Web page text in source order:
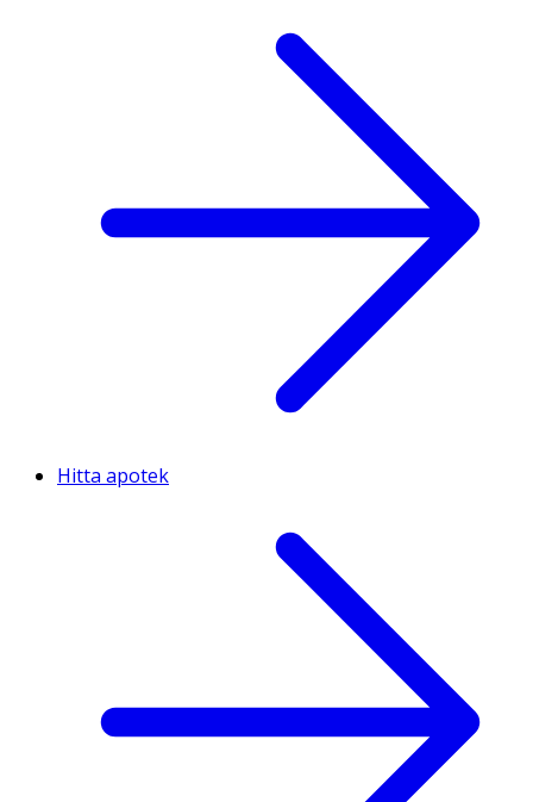
Hitta apotek